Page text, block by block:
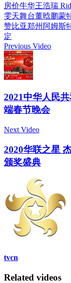
房价牛华王浩瑞
雯天舞台董晗鹏蒙
赞比亚郑州 阿姆斯
定
Previous Video
2021中华人民
端春节晚会
Next Video
2020华联之星
颁奖盛典
tvcn
Related videos